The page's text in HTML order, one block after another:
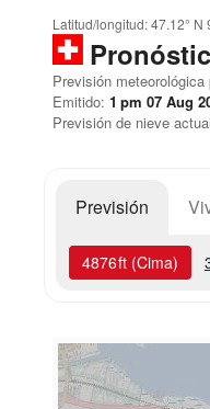
Latitud/longitud:47.12° N
Previsión
Emitido: 1 pm 07 Aug
Previsión de nieve
Previsión
4876ft (Cima)